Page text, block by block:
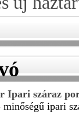
Ipari száraz
ipari